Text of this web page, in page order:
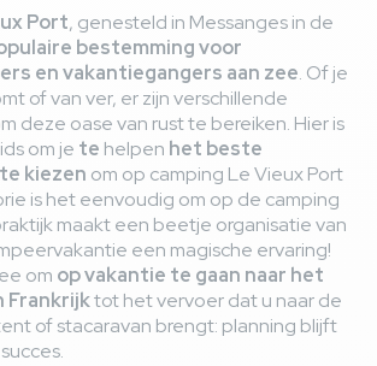
Port, genesteld in Messanges in de
bestemming voor
en vakantiegangers aan zee. Of je
of van ver, er zijn verschillende
deze oase van rust te bereiken. Hier is
om je te helpen het beste
kiezen om op camping Le Vieux Port
is het eenvoudig om op de camping
maakt een beetje organisatie van
een magische ervaring!
om op vakantie te gaan naar het
Frankrijktot het vervoer dat u naar de
of stacaravan brengt: planning blijft